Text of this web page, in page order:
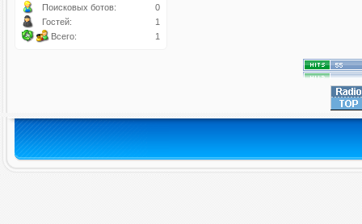
Поисковых ботов:
0
Гостей:
1
Всего:
1